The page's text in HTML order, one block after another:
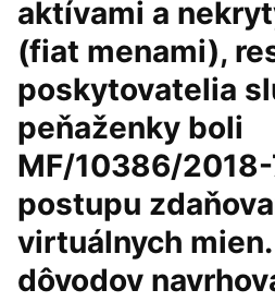
aktívami a
(fiat menami),
poskytovatelia
peňaženky boli
MF/10386/
postupu
virtuálnych
dôvodov